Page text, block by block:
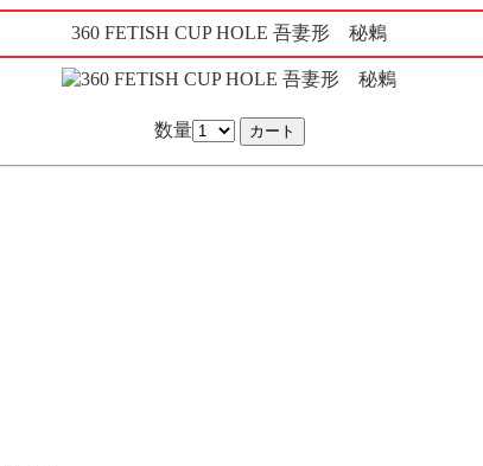
360 FETISH CUP HOLE 吾妻形 秘鶫
数量